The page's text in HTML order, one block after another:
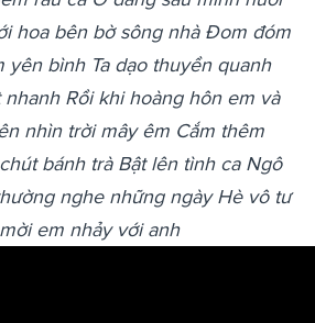
hoa bên bờ sông nhà Đom đóm
yên bình Ta dạo thuyền quanh
nhanh Rồi khi hoàng hôn em và
nhìn trời mây êm Cắm thêm
bánh trà Bật lên tình ca Ngô
nghe những ngày Hè vô tư
em nhảy với anh